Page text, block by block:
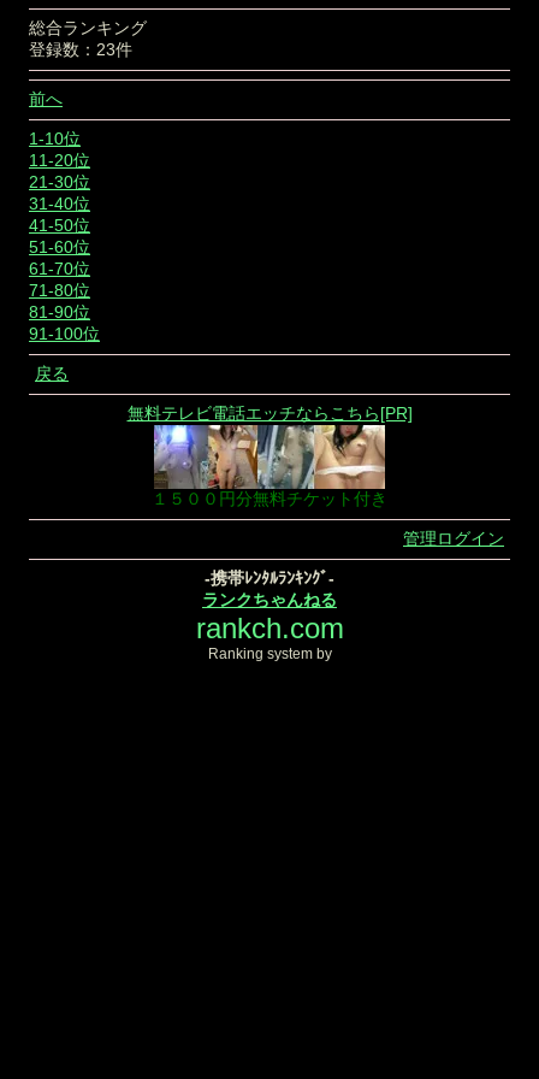
総合ランキング
登録数：23件
前へ
1-10位
11-20位
21-30位
31-40位
41-50位
51-60位
61-70位
71-80位
81-90位
91-100位
戻る
無料テレビ電話エッチならこちら[PR]
１５００円分無料チケット付き
管理ログイン
-携帯ﾚﾝﾀﾙﾗﾝｷﾝｸﾞ-
ランクちゃんねる
rankch.com
Ranking system by